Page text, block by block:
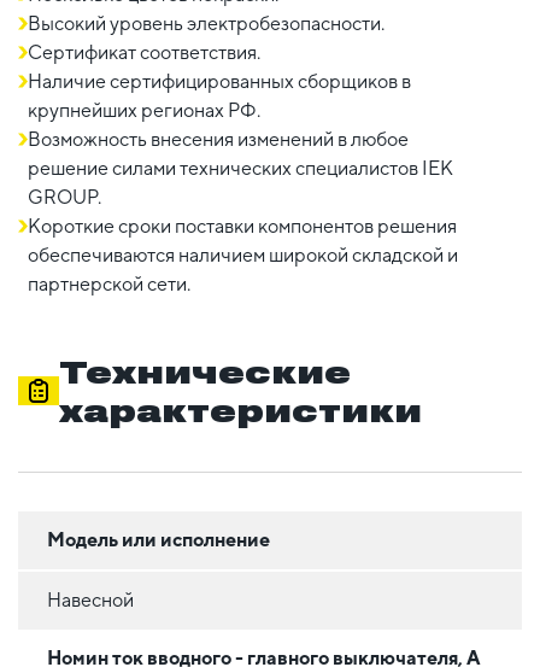
Высокий уровень электробезопасности.
Сертификат соответствия.
Наличие сертифицированных сборщиков в
крупнейших регионах РФ.
Возможность внесения изменений в любое
решение силами технических специалистов IEK
GROUP.
Короткие сроки поставки компонентов решения
обеспечиваются наличием широкой складской и
партнерской сети.
Технические
характеристики
Модель или исполнение
Навесной
Номин ток вводного - главного выключателя, А